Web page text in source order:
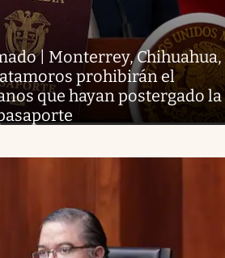
| Monterrey, Chihuahua,
prohibirán el
que hayan postergado la